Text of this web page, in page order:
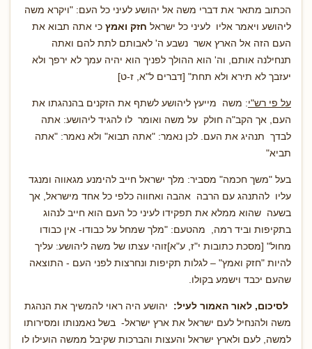
הכתוב מתאר את דברי משה אל יהושע לעיני כל העם: "ויקרא משה
ליהושע ויאמר אליו לעיני כל ישראל חזק ואמץ כי אתה תבוא את
העם הזה אל הארץ אשר נשבע ה' לאבותם לתת להם ואתה
תנחילנה אותם, וה' הוא ההולך לפניך הוא יהיה עמך לא ירפך ולא
יעזבך לא תירא ולא תחת" [דברים ל"א, ז-ט]
על פי רש"י: משה מייעץ ליהושע לשתף את הזקנים בהנהגתו את
העם, אך הקב"ה חולק על משה ואומר לו להגיד ליהושע: אתה
לבדך תנהיג את העם. לכן נאמר: "אתה תבוא" ולא נאמר: "אתה
תביא"
בעל "משך חכמה" מסביר: מלך ישראל חייב להימנע מגאווה ומנגד
עליו להתנהג עם הרבה אהבה ואחווה כלפי כל אחד מישראל, אך
בשעה שהוא ממלא את תפקידו לעיני כל העם הוא חייב לנהוג
בתקיפות וביד רמה, מהטעם: "מלך שמחל על כבודו- אין כבודו
מחול" [מסכת כתובות י"ז, ע"א]זוהי עצתו של משה ליהושע: עליך
להיות "חזק ואמץ" – לגלות תקיפות ונחרצות לפני העם - התוצאה
שהעם יכבד וישמע בקולו.
לסיכום, לאור האמור לעיל: יהושע היה ראוי להמשיך את הנהגת
משה ולהנחיל לעם ישראל את ארץ ישראל- בשל נאמנותו ומסירותו
למשה, לעם ולארץ ישראל והעצות והברכות שקיבל ממשה הועילו לו